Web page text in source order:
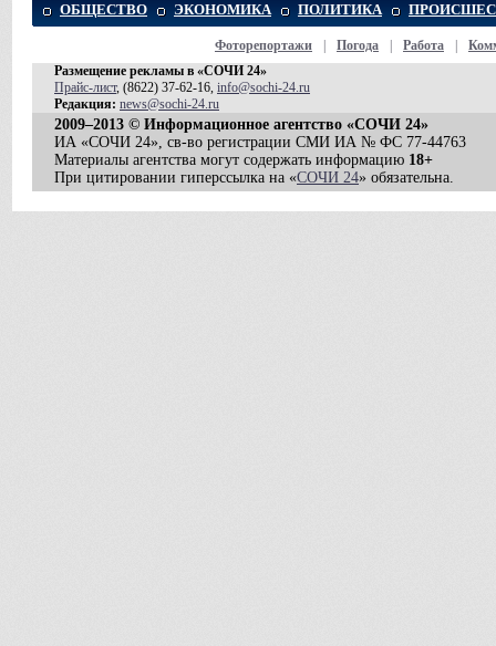
ОБЩЕСТВО ЭКОНОМИКА ПОЛИТИКА
Фоторепортажи Погода Работа
Размещение рекламы в «СОЧИ 24»
Прайс-лист, (8622) 37-62-16, info@sochi-24.ru
Редакция: news@sochi-24.ru
2009–2013 © Информационное агентство «СОЧИ 24»
ИА «СОЧИ 24», св-во регистрации СМИ ИА № ФС 77-44763
Материалы агентства могут содержать информацию 18+
При цитировании гиперссылка на «СОЧИ 24» обязательна.